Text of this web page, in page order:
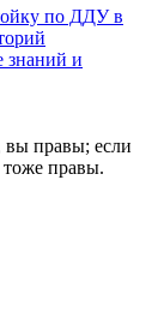
по ДДУ в
знаний и
вы правы; если
тоже правы.